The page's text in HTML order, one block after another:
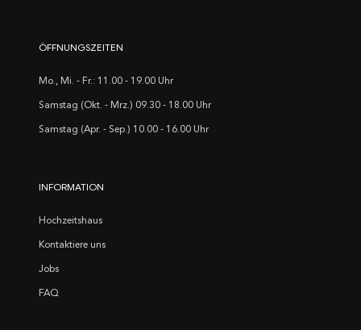
ÖFFNUNGSZEITEN
Mo., Mi. - Fr.: 11.00 - 19.00 Uhr
Samstag (Okt. - Mrz.) 09.30 - 18.00 Uhr
Samstag (Apr. - Sep.) 10.00 - 16.00 Uhr
INFORMATION
Hochzeitshaus
Kontaktiere uns
Jobs
FAQ